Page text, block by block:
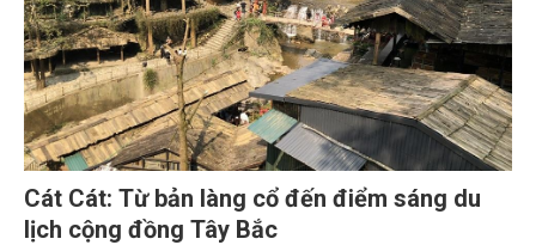
Cát Cát: Từ bản làng cổ đến điểm sáng du
lịch cộng đồng Tây Bắc